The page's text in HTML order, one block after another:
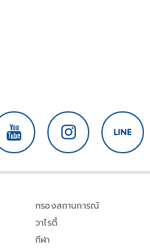
กรองสถานการณ์
วาไรตี้
กีฬา